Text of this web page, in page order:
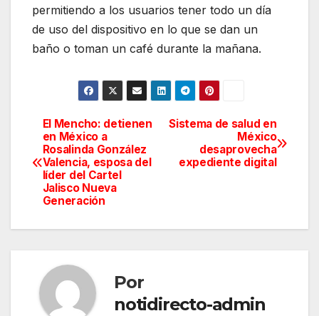
permitiendo a los usuarios tener todo un día
de uso del dispositivo en lo que se dan un
baño o toman un café durante la mañana.
Navegación
de
entradas
Sistema de salud en
México
desaprovecha
expediente digital
El Mencho: detienen
en México a
Rosalinda González
Valencia, esposa del
líder del Cartel
Jalisco Nueva
Generación
Por
notidirecto-admin